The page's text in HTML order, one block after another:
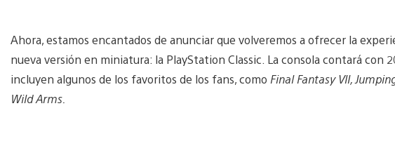
Ahora, estamos encantados de anunciar que volveremos a ofrecer la
nueva versión en miniatura: la PlayStation Classic. La consola contará con
incluyen algunos de los favoritos de los fans, como Final Fantasy VII,
Wild Arms.